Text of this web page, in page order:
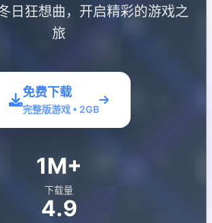
日狂想曲，开启精彩的游戏之
旅
免费下载
完整版游戏 • 2GB
1M+
下载量
4.9